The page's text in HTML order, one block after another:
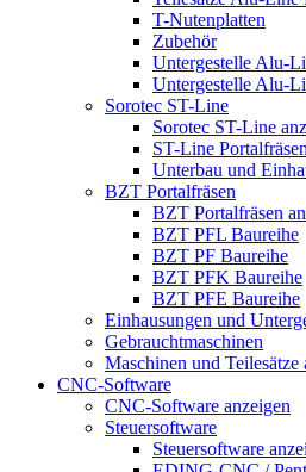
T-Nutenplatten
Zubehör
Untergestelle Alu-
Untergestelle Alu-
Sorotec ST-Line
Sorotec ST-Line
ST-Line Portalfräsen
Unterbau und
BZT Portalfräsen
BZT Portalfräsen
BZT PFL Baureihe
BZT PF Baureihe
BZT PFK Baureihe
BZT PFE Baureihe
Einhausungen und
Gebrauchtmaschinen
Maschinen und Teilesätze
CNC-Software
CNC-Software anzeigen
Steuersoftware
Steuersoftware